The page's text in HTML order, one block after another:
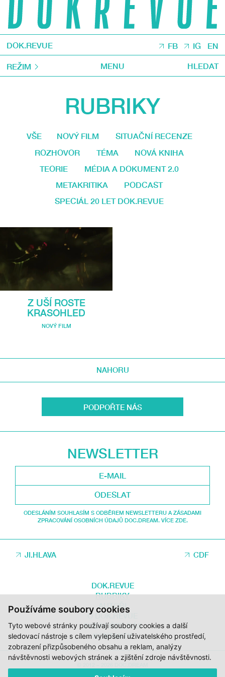
Používáme soubory cookies
Tyto webové stránky používají soubory cookies a další
sledovací nástroje s cílem vylepšení uživatelského prostředí,
zobrazení přizpůsobeného obsahu a reklam, analýzy
návštěvnosti webových stránek a zjištění zdroje návštěvnosti.
DOK.REVUE FB IG EN
REŽIM MENU HLEDAT
RUBRIKY
VŠE NOVÝ FILM
SITUAČNÍ RECENZE
ROZHOVOR
TÉMA
NOVÁ KNIHA
TEORIE
MÉDIA A DOKUMENT 2.0
METAKRITIKA
PODCAST
SPECIÁL 20 LET DOK.REVUE
Z UŠÍ ROSTE
KRASOHLED
NOVÝ FILM
NAHORU
PODPOŘTE NÁS
NEWSLETTER
ODESLAT
ODESLÁNÍM SOUHLASÍM S ODBĚREM NEWSLETTERU A ZÁSADAMI
ZPRACOVÁNÍ OSOBNÍCH ÚDAJŮ DOC.DREAM. VÍCE ZDE.
JI.HLAVA CDF
DOK.REVUE
RUBRIKY
AUTOŘI
O DOK.REVUE
PODPOŘTE NÁS
KONTAKTY